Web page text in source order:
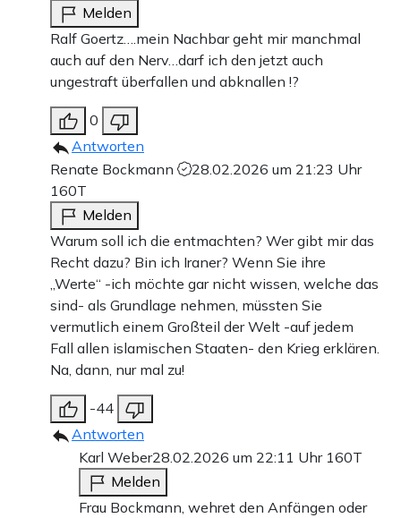
Melden
Ralf Goertz….mein Nachbar geht mir manchmal
auch auf den Nerv…darf ich den jetzt auch
ungestraft überfallen und abknallen !?
0
Antworten
Renate Bockmann
28.02.2026 um 21:23 Uhr
160T
Melden
Warum soll ich die entmachten? Wer gibt mir das
Recht dazu? Bin ich Iraner? Wenn Sie ihre
„Werte“ -ich möchte gar nicht wissen, welche das
sind- als Grundlage nehmen, müssten Sie
vermutlich einem Großteil der Welt -auf jedem
Fall allen islamischen Staaten- den Krieg erklären.
Na, dann, nur mal zu!
-44
Antworten
Karl Weber28.02.2026 um 22:11 Uhr 160T
Melden
Frau Bockmann, wehret den Anfängen oder